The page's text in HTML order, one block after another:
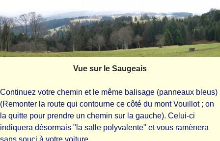
Vue sur le Saugeais
Continuez votre chemin et le même balisage (panneaux bleus)
(Remonter la route qui contourne ce côté du mont Vouillot ; on
la quitte pour prendre un chemin sur la gauche). Celui-ci
indiquera désormais "la salle polyvalente" et vous ramènera